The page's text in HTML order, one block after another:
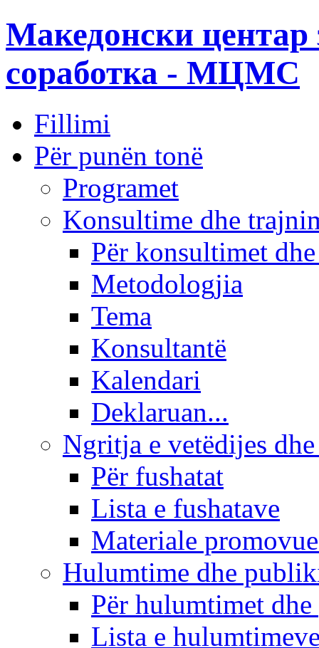
Македонски центар
соработка - МЦМС
Fillimi
Për punën tonë
Programet
Konsultime dhe
Për konsultimet
Metodologjia
Tema
Konsultantë
Kalendari
Deklaruan...
Ngritja e vetëdijes
Për fushatat
Lista e fushatave
Materiale
Hulumtime dhe
Për hulumtimet
Lista e